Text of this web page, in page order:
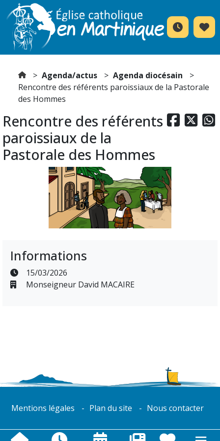
Agenda/actus
Agenda diocésain
Rencontre des référents paroissiaux de la Pastorale
des Hommes
  
Rencontre des référents
paroissiaux de la
Pastorale des Hommes
Informations
15/03/2026
Monseigneur David MACAIRE
Mentions légales Plan du site Nous contacter